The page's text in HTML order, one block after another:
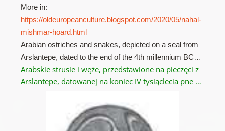
More in:
https://oldeuropeanculture.blogspot.com/2020/05/nahal-
mishmar-hoard.html
Arabian ostriches and snakes, depicted on a seal from
Arslantepe, dated to the end of the 4th millennium BC…
Arabskie strusie i węże, przedstawione na pieczęci z
Arslantepe, datowanej na koniec IV tysiąclecia pne …